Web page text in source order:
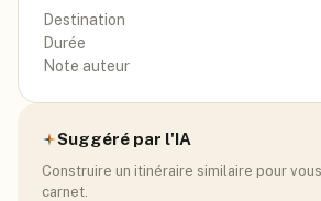
Destination
Durée
Note auteur
Suggéré par l'IA
Construire un itinéraire similaire pour
carnet.